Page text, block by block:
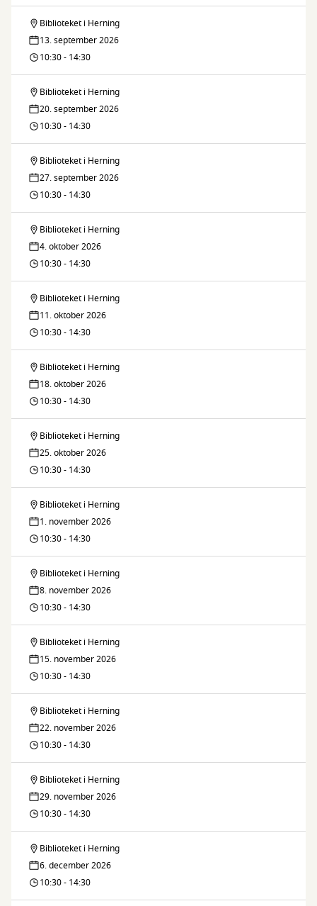
Søndagskrea
Biblioteket i Herning
13. september 2026
10:30 - 14:30
Søndagskrea
Biblioteket i Herning
20. september 2026
10:30 - 14:30
Søndagskrea
Biblioteket i Herning
27. september 2026
10:30 - 14:30
Søndagskrea
Biblioteket i Herning
4. oktober 2026
10:30 - 14:30
Søndagskrea
Biblioteket i Herning
11. oktober 2026
10:30 - 14:30
Søndagskrea
Biblioteket i Herning
18. oktober 2026
10:30 - 14:30
Søndagskrea
Biblioteket i Herning
25. oktober 2026
10:30 - 14:30
Søndagskrea
Biblioteket i Herning
1. november 2026
10:30 - 14:30
Søndagskrea
Biblioteket i Herning
8. november 2026
10:30 - 14:30
Søndagskrea
Biblioteket i Herning
15. november 2026
10:30 - 14:30
Søndagskrea
Biblioteket i Herning
22. november 2026
10:30 - 14:30
Søndagskrea
Biblioteket i Herning
29. november 2026
10:30 - 14:30
Søndagskrea
Biblioteket i Herning
6. december 2026
10:30 - 14:30